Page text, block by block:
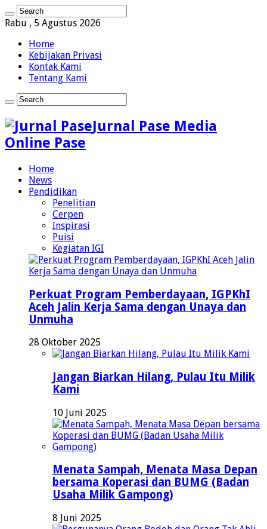
Rabu , 5 Agustus 2026
Home
Kebijakan Privasi
Kontak Kami
Tentang Kami
Jurnal Pase Media
Online Pase
Home
News
Pendidikan
Penelitian
Cerpen
Inspirasi
Puisi
Kegiatan IGI
Perkuat Program Pemberdayaan, IGPKhI
Aceh Jalin Kerja Sama dengan Unaya dan
Unmuha
28 Oktober 2025
Jangan Biarkan Hilang, Pulau Itu Milik
Kami
10 Juni 2025
Menata Sampah, Menata Masa Depan
bersama Koperasi dan BUMG (Badan
Usaha Milik Gampong)
8 Juni 2025